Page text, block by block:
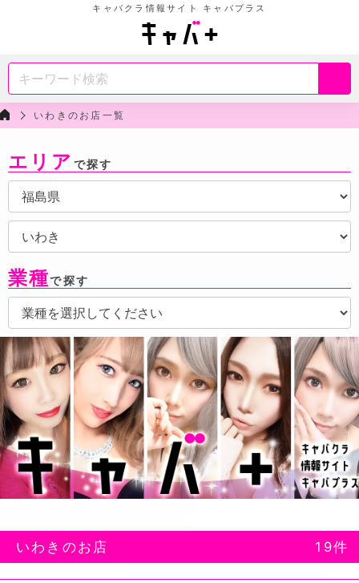
キャバクラ情報サイト キャバプラス
いわきのお店一覧
いわきのお店 19件
エリア で探す
業種で探す